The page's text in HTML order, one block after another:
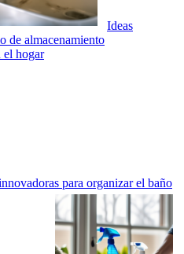
Ideas
de almacenamiento
el hogar
para organizar el baño